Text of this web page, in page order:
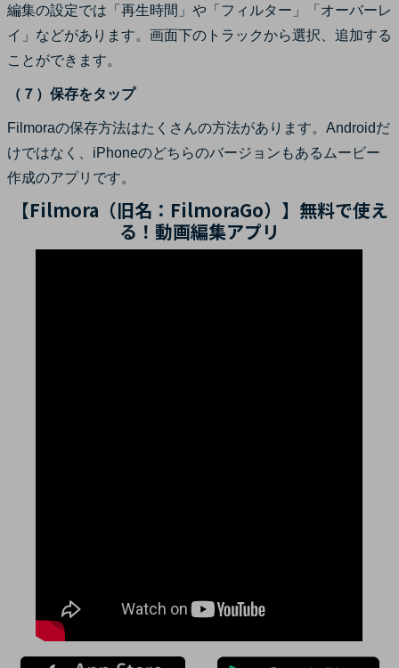
編集の設定では「再生時間」や「フィルター」「オーバーレ
イ」などがあります。画面下のトラックから選択、追加する
ことができます。
（７）保存をタップ
Filmoraの保存方法はたくさんの方法があります。Androidだ
けではなく、iPhoneのどちらのバージョンもあるムービー
作成のアプリです。
【Filmora（旧名：FilmoraGo）】無料で使え
る！動画編集アプリ